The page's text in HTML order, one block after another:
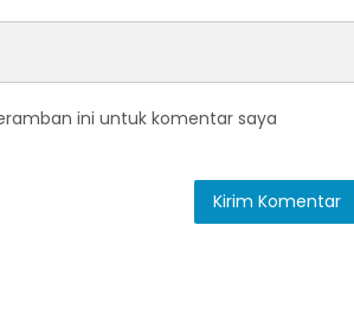
ini untuk komentar saya